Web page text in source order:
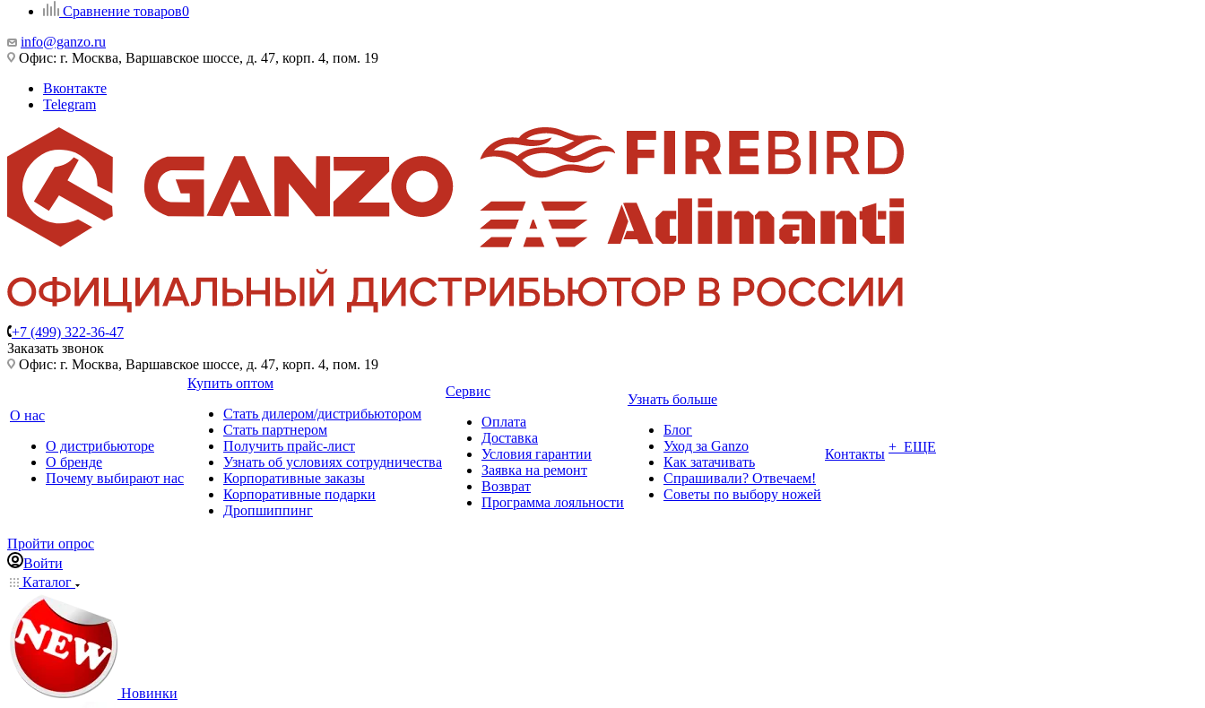
Сравнение товаров0
info@ganzo.ru
Офис: г. Москва, Варшавское шоссе, д. 47, корп. 4, пом. 19
Вконтакте
Telegram
+7 (499) 322-36-47
Заказать звонок
Офис: г. Москва, Варшавское шоссе, д. 47, корп. 4, пом. 19
О нас
О дистрибьюторе
О бренде
Почему выбирают нас
Купить оптом
Стать дилером/дистрибьютором
Стать партнером
Получить прайс-лист
Узнать об условиях сотрудничества
Корпоративные заказы
Корпоративные подарки
Дропшиппинг
Сервис
Оплата
Доставка
Условия гарантии
Заявка на ремонт
Возврат
Программа лояльности
Узнать больше
Блог
Уход за Ganzo
Как затачивать
Спрашивали? Отвечаем!
Советы по выбору ножей
Контакты + ЕЩЕ
Пройти опрос
Войти
Каталог
Новинки